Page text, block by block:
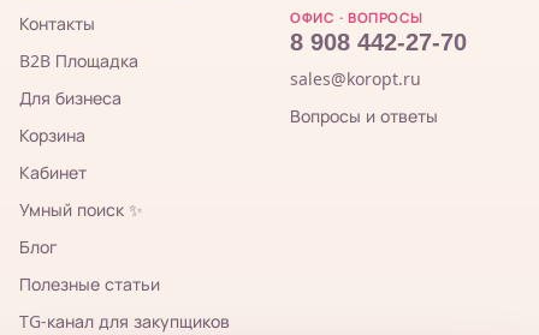
Контакты
B2B Площадка
Для бизнеса
Корзина
Кабинет
Умный поиск ✨
Блог
Полезные статьи
TG-канал для закупщиков
ОФИС · ВОПРОСЫ
8 908 442-27-70
sales@koropt.ru
Вопросы и ответы